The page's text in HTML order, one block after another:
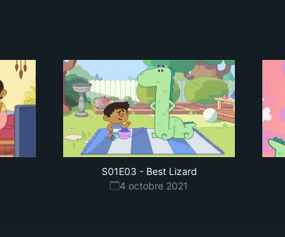
S01E03 - Best Lizard
4 octobre 2021